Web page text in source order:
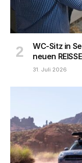
WC-Sitz in
neuen
31. Juli 2026